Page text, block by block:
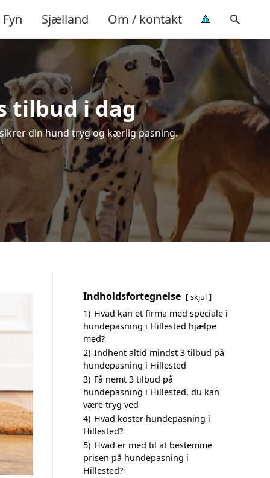
Fyn Sjælland Om / kontakt
tilbud i dag
din hund tryg og kærlig pasning.
Indholdsfortegnelse skjul
1) Hvad kan et firma med speciale i
hundepasning i Hillested hjælpe
med?
2) Indhent altid mindst 3 tilbud på
hundepasning i Hillested
3) Få nemt 3 tilbud på
hundepasning i Hillested, du kan
være tryg ved
4) Hvad koster hundepasning i
Hillested?
5) Hvad er med til at bestemme
prisen på hundepasning i
Hillested?